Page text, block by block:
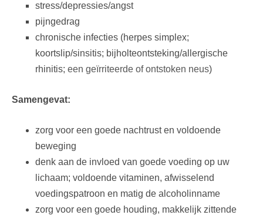
stress/depressies/angst
pijngedrag
chronische infecties (herpes simplex;
koortslip/sinsitis; bijholteontsteking/allergische
rhinitis; een geïrriteerde of ontstoken neus)
Samengevat:
zorg voor een goede nachtrust en voldoende
beweging
denk aan de invloed van goede voeding op uw
lichaam; voldoende vitaminen, afwisselend
voedingspatroon en matig de alcoholinname
zorg voor een goede houding, makkelijk zittende